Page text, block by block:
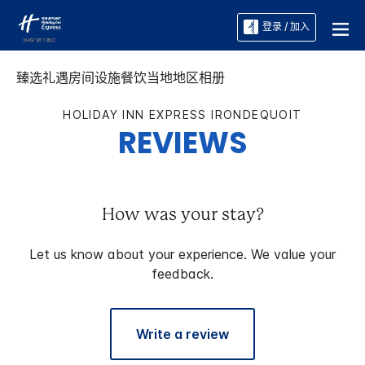
登录 / 加入
臻选礼遇房间设施餐饮当地地区相册
HOLIDAY INN EXPRESS IRONDEQUOIT
REVIEWS
How was your stay?
Let us know about your experience. We value your
feedback.
Write a review